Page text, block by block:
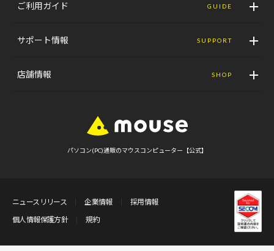
ご利用ガイド GUIDE
サポート情報 SUPPORT
店舗情報 SHOP
パソコン(PC)通販のマウスコンピューター【公式】
ニュースリリース 企業情報
採用情報
個人情報保護方針
規約